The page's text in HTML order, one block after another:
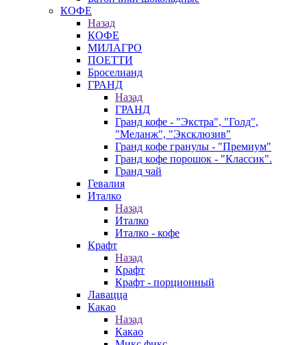
КОФЕ
Назад
КОФЕ
МИЛАГРО
ПОЕТТИ
Броселианд
ГРАНД
Назад
ГРАНД
Гранд кофе - "Экстра", "Голд",
"Меланж", "Эксклюзив"
Гранд кофе гранулы - "Премиум"
Гранд кофе порошок - "Классик".
Гранд чай
Гевалия
Италко
Назад
Италко
Италко - кофе
Крафт
Назад
Крафт
Крафт - порционный
Лавацца
Какао
Назад
Какао